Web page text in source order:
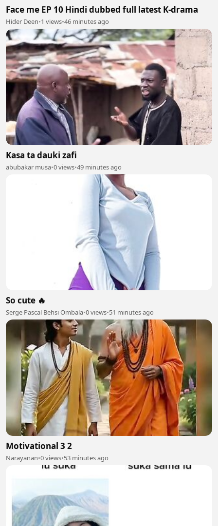
Face me EP 10 Hindi dubbed full latest K-drama
Hider Deen•1 views•46 minutes ago
Kasa ta dauki zafi
abubakar musa•0 views•49 minutes ago
So cute 🔥
Serge Pascal Behsi Ombala•0 views•51 minutes ago
Motivational 3 2
Narayanan•0 views•53 minutes ago